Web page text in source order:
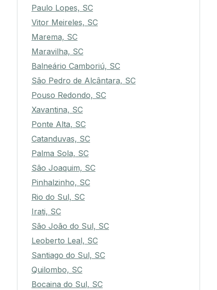
Paulo Lopes, SC
Vitor Meireles, SC
Marema, SC
Maravilha, SC
Balneário Camboriú, SC
São Pedro de Alcântara, SC
Pouso Redondo, SC
Xavantina, SC
Ponte Alta, SC
Catanduvas, SC
Palma Sola, SC
São Joaquim, SC
Pinhalzinho, SC
Rio do Sul, SC
Irati, SC
São João do Sul, SC
Leoberto Leal, SC
Santiago do Sul, SC
Quilombo, SC
Bocaina do Sul, SC